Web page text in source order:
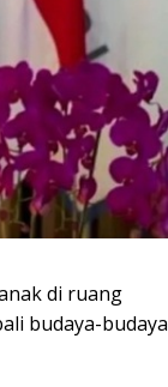
di ruang
budaya-budaya